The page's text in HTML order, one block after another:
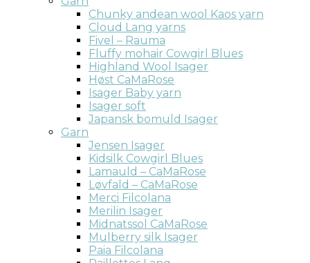
Chunky andean wool Kaos yarn
Cloud Lang yarns
Fivel – Rauma
Fluffy mohair Cowgirl Blues
Highland Wool Isager
Høst CaMaRose
Isager Baby yarn
Isager soft
Japansk bomuld Isager
Garn
Jensen Isager
Kidsilk Cowgirl Blues
Lamauld – CaMaRose
Løvfald – CaMaRose
Merci Filcolana
Merilin Isager
Midnatssol CaMaRose
Mulberry silk Isager
Paia Filcolana